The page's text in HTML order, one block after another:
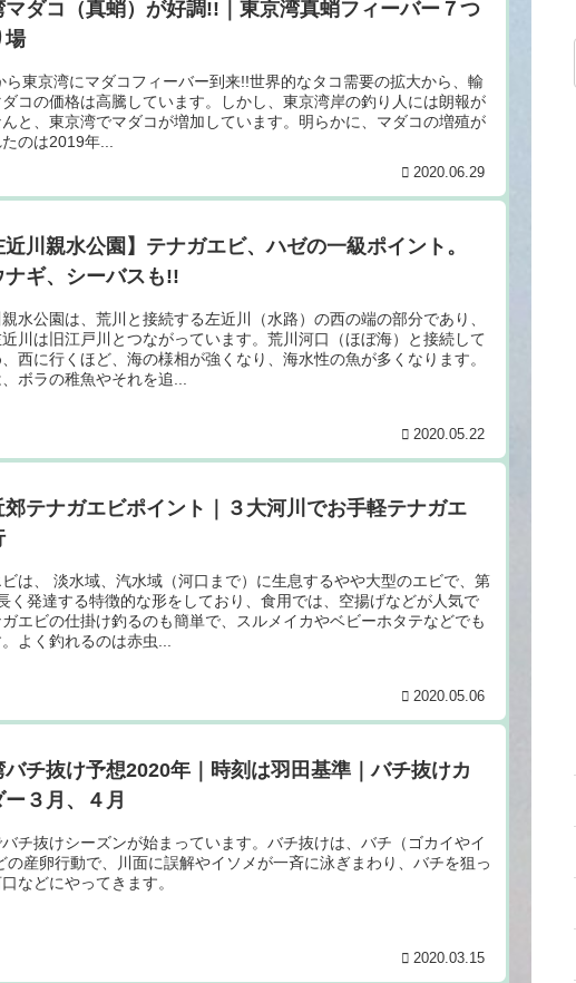
マダコ（真蛸）が好調!!｜東京湾真蛸フィーバー７つ
場
ら東京湾にマダコフィーバー到来!!世界的なタコ需要の拡大から、輸
ダコの価格は高騰しています。しかし、東京湾岸の釣り人には朗報が
と、東京湾でマダコが増加しています。明らかに、マダコの増殖が
のは2019年...
2020.06.29
近川親水公園】テナガエビ、ハゼの一級ポイント。
ナギ、シーバスも!!
水公園は、荒川と接続する左近川（水路）の西の端の部分であり、
川は旧江戸川とつながっています。荒川河口（ほぼ海）と接続して
西に行くほど、海の様相が強くなり、海水性の魚が多くなります。
ボラの稚魚やそれを追...
2020.05.22
郊テナガエビポイント｜３大河川でお手軽テナガエ
は、 淡水域、汽水域（河口まで）に生息するやや大型のエビで、第
く発達する特徴的な形をしており、食用では、空揚げなどが人気で
エビの仕掛け釣るのも簡単で、スルメイカやベビーホタテなどでも
よく釣れるのは赤虫...
2020.05.06
バチ抜け予想2020年｜時刻は羽田基準｜バチ抜けカ
ー３月、４月
チ抜けシーズンが始まっています。バチ抜けは、バチ（ゴカイやイ
の産卵行動で、川面に誤解やイソメが一斉に泳ぎまわり、バチを狙っ
などにやってきます。
2020.03.15